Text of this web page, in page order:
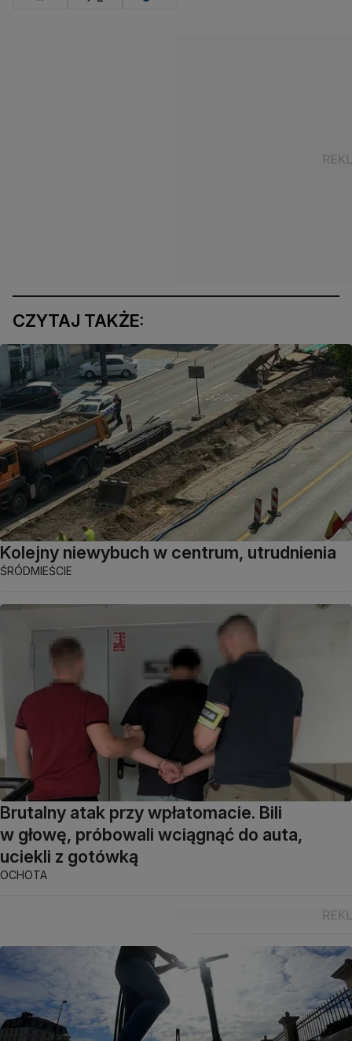
CZYTAJ TAKŻE:
Kolejny niewybuch w centrum, utrudnienia
ŚRÓDMIEŚCIE
Brutalny atak przy wpłatomacie. Bili
w głowę, próbowali wciągnąć do auta,
uciekli z gotówką
OCHOTA